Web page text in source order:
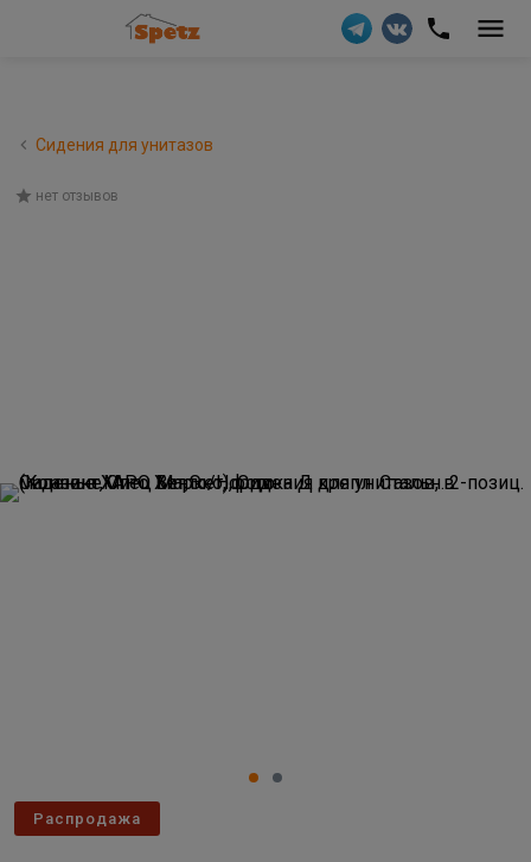
Сидения для унитазов
нет отзывов
Распродажа